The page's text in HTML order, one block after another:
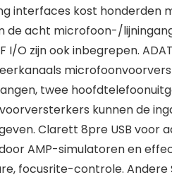
interfaces kost
de acht microfoon-/
I/O zijn ook inbegrepen.
twee
kunnen de
Clarett 8pre USB voor
AMP-simulatoren en
focusrite-controle. Andere